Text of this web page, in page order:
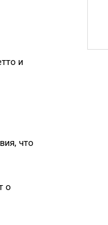
и
что
о